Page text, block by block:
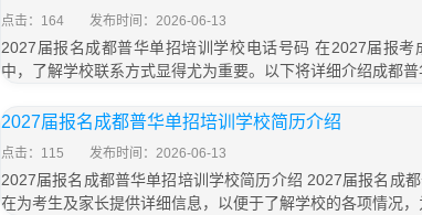
点击：164 发布时间：2026-06-13
2027届报名成都普华单招培训学校电话号码 在2027届报考
中，了解学校联系方式显得尤为重要。以下将详细介绍成都普
2027届报名成都普华单招培训学校简历介绍
点击：115 发布时间：2026-06-13
2027届报名成都普华单招培训学校简历介绍 2027届报名成
在为考生及家长提供详细信息，以便于了解学校的各项情况，